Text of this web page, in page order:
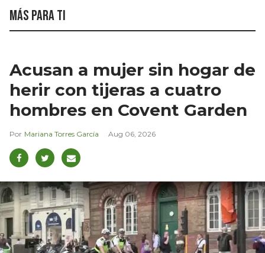
Más para ti
Acusan a mujer sin hogar de
herir con tijeras a cuatro
hombres en Covent Garden
Mariana Torres García Aug 06, 2026